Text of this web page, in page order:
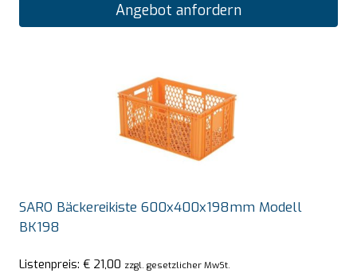
Angebot anfordern
SARO Bäckereikiste 600x400x198mm Modell
BK198
Listenpreis: € 21,00 zzgl. gesetzlicher MwSt.